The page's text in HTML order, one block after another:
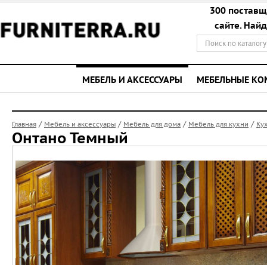
300
сайте.
МЕБЕЛЬ И АКСЕССУАРЫ МЕБЕЛЬНЫЕ
Главная / Мебель и аксессуары / Мебель для дома / Мебель для кухни /
Онтано Темный